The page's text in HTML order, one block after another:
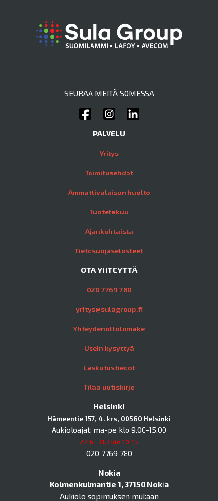
SEURAA MEITÄ SOMESSA
PALVELU
Yritys
Toimitusehdot
Ammattivalaisun huolto
Tuotetakuu
Ajankohtaista
Tietosuojaselosteet
OTA YHTEYTTÄ
020 7769 780
yritys@sulagroup.fi
Yhteydenottolomake
Usein kysyttyä
Laskutustiedot
Tilaa uutiskirje
Helsinki
Hämeentie 157, 4. krs, 00560 Helsinki
Aukioloajat: ma-pe klo 9.00-15.00
22.6.-31.7. klo 10-15
020 7769 780
Nokia
Kolmenkulmantie 1, 37150 Nokia
Aukiolo sopimuksen mukaan